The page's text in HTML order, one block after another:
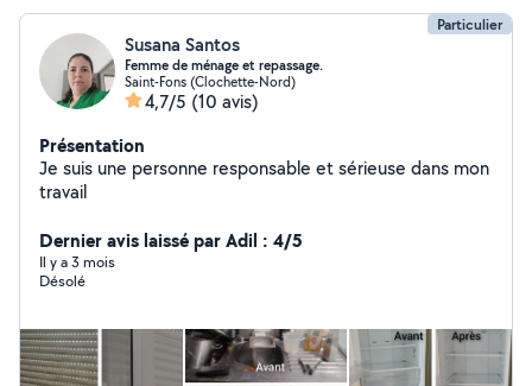
Particulier
Susana Santos
Femme de ménage et repassage.
Saint-Fons (Clochette-Nord)
4,7/5 (10 avis)
Présentation
Je suis une personne responsable et sérieuse dans mon
travail
Dernier avis laissé par Adil : 4/5
Il y a 3 mois
Désolé